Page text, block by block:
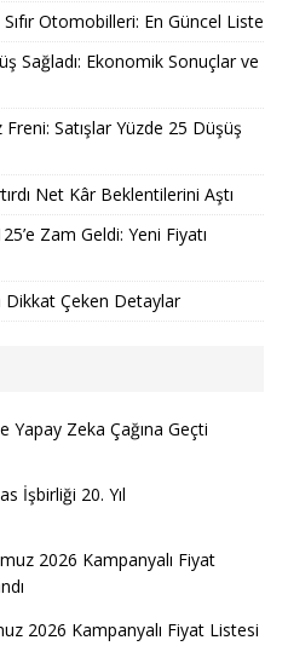
Otomobilleri: En Güncel Liste
Sağladı: Ekonomik Sonuçlar ve
Satışlar Yüzde 25 Düşüş
Net Kâr Beklentilerini Aştı
Zam Geldi: Yeni Fiyatı
Dikkat Çeken Detaylar
Yapay Zeka Çağına Geçti
İşbirliği 20. Yıl
2026 Kampanyalı Fiyat
2026 Kampanyalı Fiyat Listesi